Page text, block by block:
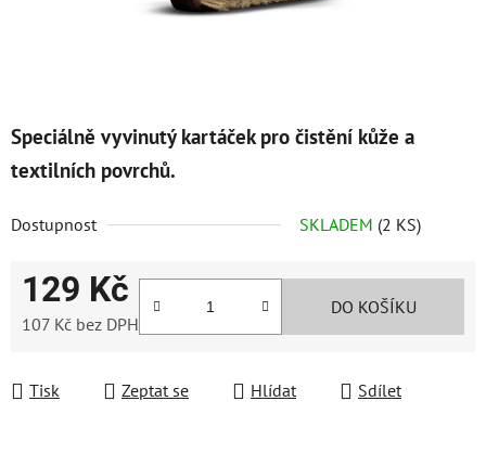
Speciálně vyvinutý kartáček pro čistění kůže a
textilních povrchů.
Dostupnost SKLADEM (2 KS)
129 Kč
107 Kč bez DPH
DO KOŠÍKU
Tisk Zeptat se Hlídat Sdílet